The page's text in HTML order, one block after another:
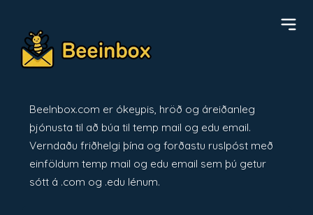
BeeInbox.com er ókeypis, hröð og áreiðanleg
þjónusta til að búa til temp mail og edu email.
Verndaðu friðhelgi þína og forðastu ruslpóst með
einföldum temp mail og edu email sem þú getur
sótt á .com og .edu lénum.